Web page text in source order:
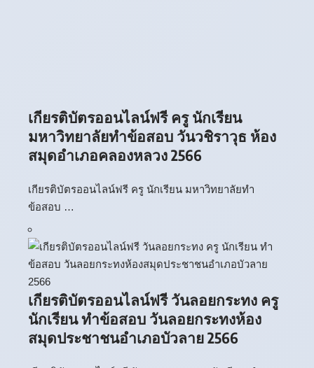
เกียรติบัตรออนไลน์ฟรี ครู นักเรียน
มหาวิทยาลัยทำข้อสอบ วันวชิราวุธ ห้อง
สมุดอำเภอคลองหลวง 2566
เกียรติบัตรออนไลน์ฟรี ครู นักเรียน มหาวิทยาลัยทำ
ข้อสอบ …
เกียรติบัตรออนไลน์ฟรี วันลอยกระทง ครู
นักเรียน ทำข้อสอบ วันลอยกระทงห้อง
สมุดประชาชนอำเภอบัวลาย 2566